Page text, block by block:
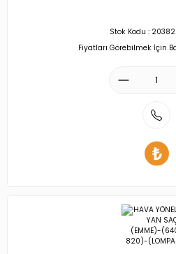
Stok Kodu :
Fiyatları Görebilmek İçin